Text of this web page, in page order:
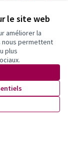
le site web
améliorer la
nous permettent
plus